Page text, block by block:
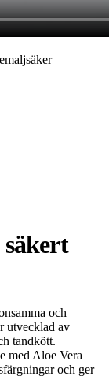
och
utvecklad av
tandkött.
med Aloe Vera
och ger